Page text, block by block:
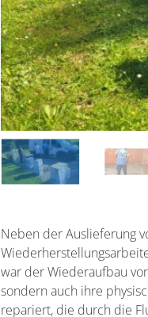
Neben der Auslieferung
war der Wiederaufbau
sondern auch ihre
repariert, die durch die